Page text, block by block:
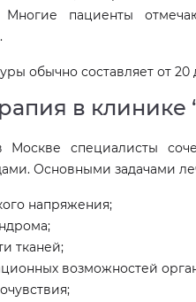
пациенты
обычно составляет от 20
в клинике
Москве специалисты
Основными задачами
напряжения;
тканей;
возможностей